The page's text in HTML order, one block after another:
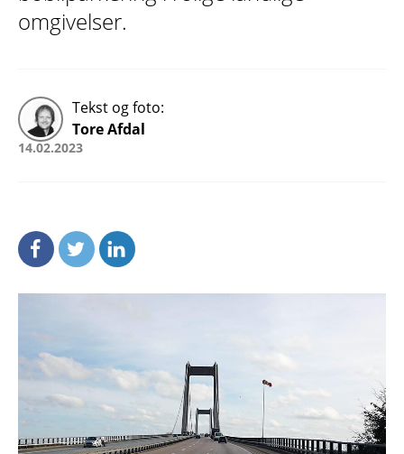
omgivelser.
Tekst og foto:
Tore Afdal
14.02.2023